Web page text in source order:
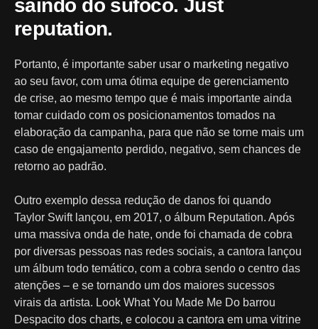
saindo do sufoco. Just
reputation.
Portanto, é importante saber usar o marketing negativo
ao seu favor, com uma ótima equipe de gerenciamento
de crise, ao mesmo tempo que é mais importante ainda
tomar cuidado com os posicionamentos tomados na
elaboração da campanha, para que não se torne mais um
caso de engajamento perdido, negativo, sem chances de
retorno ao padrão.
Outro exemplo dessa redução de danos foi quando
Taylor Swift lançou, em 2017, o álbum Reputation. Após
uma massiva onda de hate, onde foi chamada de cobra
por diversas pessoas nas redes sociais, a cantora lançou
um álbum todo temático, com a cobra sendo o centro das
atenções – e se tornando um dos maiores sucessos
virais da artista. Look What You Made Me Do barrou
Despacito dos charts, e colocou a cantora em uma vitrine